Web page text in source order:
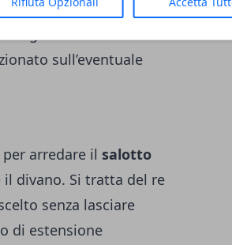
dire, per esempio,
come le cornici
sull’eventuale
arredare il salotto
divano. Si tratta del re
senza lasciare
di estensione